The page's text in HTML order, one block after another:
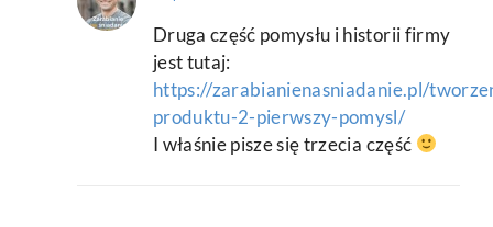
Druga część pomysłu i historii firmy
jest tutaj:
https://zarabianienasniadanie.pl/
produktu-2-pierwszy-pomysl/
I właśnie pisze się trzecia część